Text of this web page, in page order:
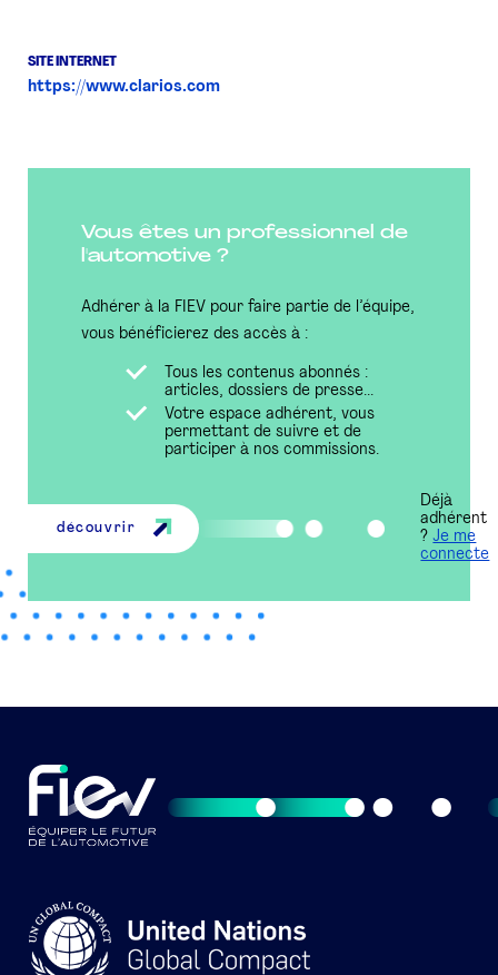
SITE INTERNET
https://www.clarios.com
Vous êtes un professionnel de
l'automotive ?
Adhérer à la FIEV pour faire partie de l’équipe,
vous bénéficierez des accès à :
Tous les contenus abonnés :
articles, dossiers de presse...
Votre espace adhérent, vous
permettant de suivre et de
participer à nos commissions.
découvrir
Déjà
adhérent
?Je me
connecte